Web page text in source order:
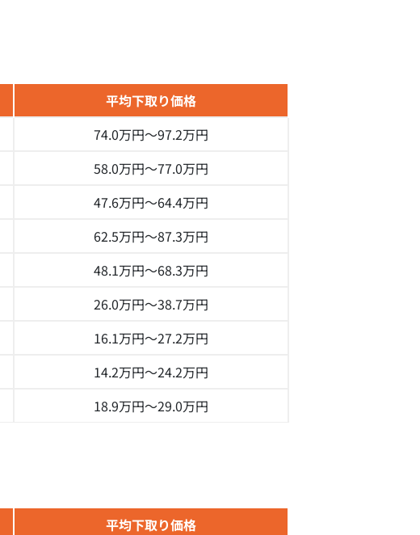
平均下取り価格
74.0万円～97.2万円
58.0万円～77.0万円
47.6万円～64.4万円
62.5万円～87.3万円
48.1万円～68.3万円
26.0万円～38.7万円
16.1万円～27.2万円
14.2万円～24.2万円
18.9万円～29.0万円
平均下取り価格